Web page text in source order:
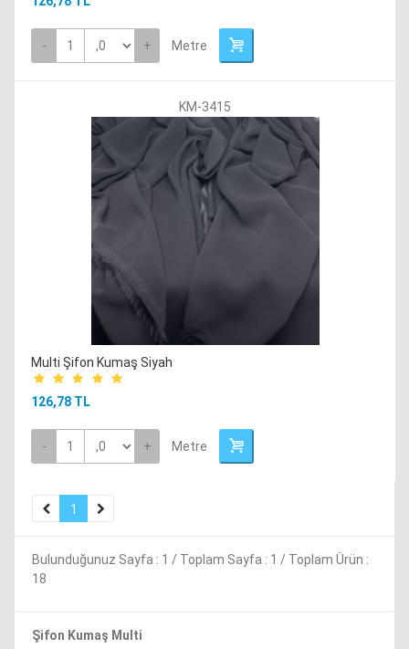
- + Metre
KM-3415
Multi Şifon Kumaş Siyah
126,78 TL
- + Metre
1
Bulunduğunuz Sayfa : 1 / Toplam Sayfa : 1 / Toplam Ürün :
18
Şifon Kumaş Multi